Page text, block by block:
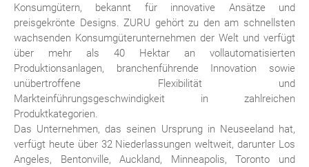
Konsumgütern, bekannt für innovative Ansätze und
preisgekrönte Designs. ZURU gehört zu den am schnellsten
wachsenden Konsumgüterunternehmen der Welt und verfügt
über mehr als 40 Hektar an vollautomatisierten
Produktionsanlagen, branchenführende Innovation sowie
unübertroffene Flexibilität und
Markteinführungsgeschwindigkeit in zahlreichen
Produktkategorien.
Das Unternehmen, das seinen Ursprung in Neuseeland hat,
verfügt heute über 32 Niederlassungen weltweit, darunter Los
Angeles, Bentonville, Auckland, Minneapolis, Toronto und